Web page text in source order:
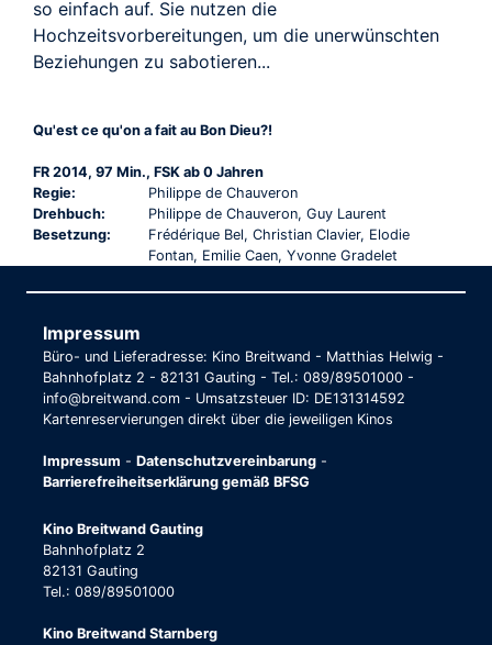
so einfach auf. Sie nutzen die
Hochzeitsvorbereitungen, um die unerwünschten
Beziehungen zu sabotieren...
Qu'est ce qu'on a fait au Bon Dieu?!
FR 2014, 97 Min., FSK ab 0 Jahren
Regie:
Philippe de Chauveron
Drehbuch:
Philippe de Chauveron, Guy Laurent
Besetzung:
Frédérique Bel, Christian Clavier, Elodie
Fontan, Emilie Caen, Yvonne Gradelet
Impressum
Büro- und Lieferadresse: Kino Breitwand - Matthias Helwig -
Bahnhofplatz 2 - 82131 Gauting - Tel.: 089/89501000 -
info@breitwand.com - Umsatzsteuer ID: DE131314592
Kartenreservierungen direkt über die jeweiligen Kinos
Impressum - Datenschutzvereinbarung -
Barrierefreiheitserklärung gemäß BFSG
Kino Breitwand Gauting
Bahnhofplatz 2
82131 Gauting
Tel.: 089/89501000
Kino Breitwand Starnberg